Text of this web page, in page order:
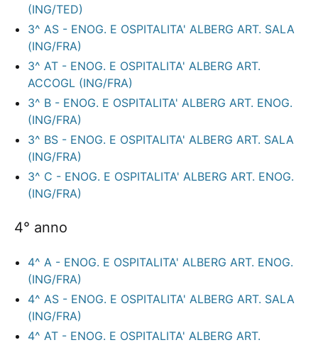
(ING/TED)
3^ AS - ENOG. E OSPITALITA' ALBERG ART. SALA
(ING/FRA)
3^ AT - ENOG. E OSPITALITA' ALBERG ART.
ACCOGL (ING/FRA)
3^ B - ENOG. E OSPITALITA' ALBERG ART. ENOG.
(ING/FRA)
3^ BS - ENOG. E OSPITALITA' ALBERG ART. SALA
(ING/FRA)
3^ C - ENOG. E OSPITALITA' ALBERG ART. ENOG.
(ING/FRA)
4° anno
4^ A - ENOG. E OSPITALITA' ALBERG ART. ENOG.
(ING/FRA)
4^ AS - ENOG. E OSPITALITA' ALBERG ART. SALA
(ING/FRA)
4^ AT - ENOG. E OSPITALITA' ALBERG ART.